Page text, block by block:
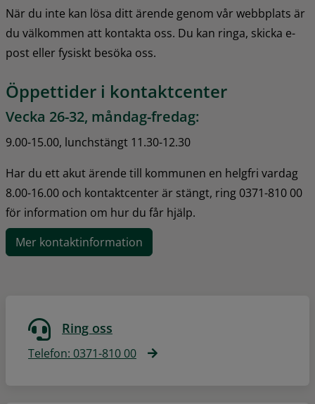
När du inte kan lösa ditt ärende genom vår webbplats är
du välkommen att kontakta oss. Du kan ringa, skicka e-
post eller fysiskt besöka oss.
Öppettider i kontaktcenter
Vecka 26-32, måndag-fredag:
9.00-15.00, lunchstängt 11.30-12.30
Har du ett akut ärende till kommunen en helgfri vardag
8.00-16.00 och kontaktcenter är stängt, ring 0371-810 00
för information om hur du får hjälp.
Mer kontaktinformation
Ring oss
Telefon: 0371-810 00